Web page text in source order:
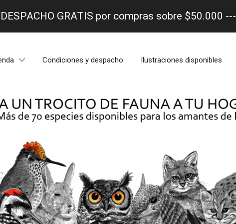
Condiciones y despacho Ilustraciones disponibles
GRATIS por compras sobre $50.000 ---